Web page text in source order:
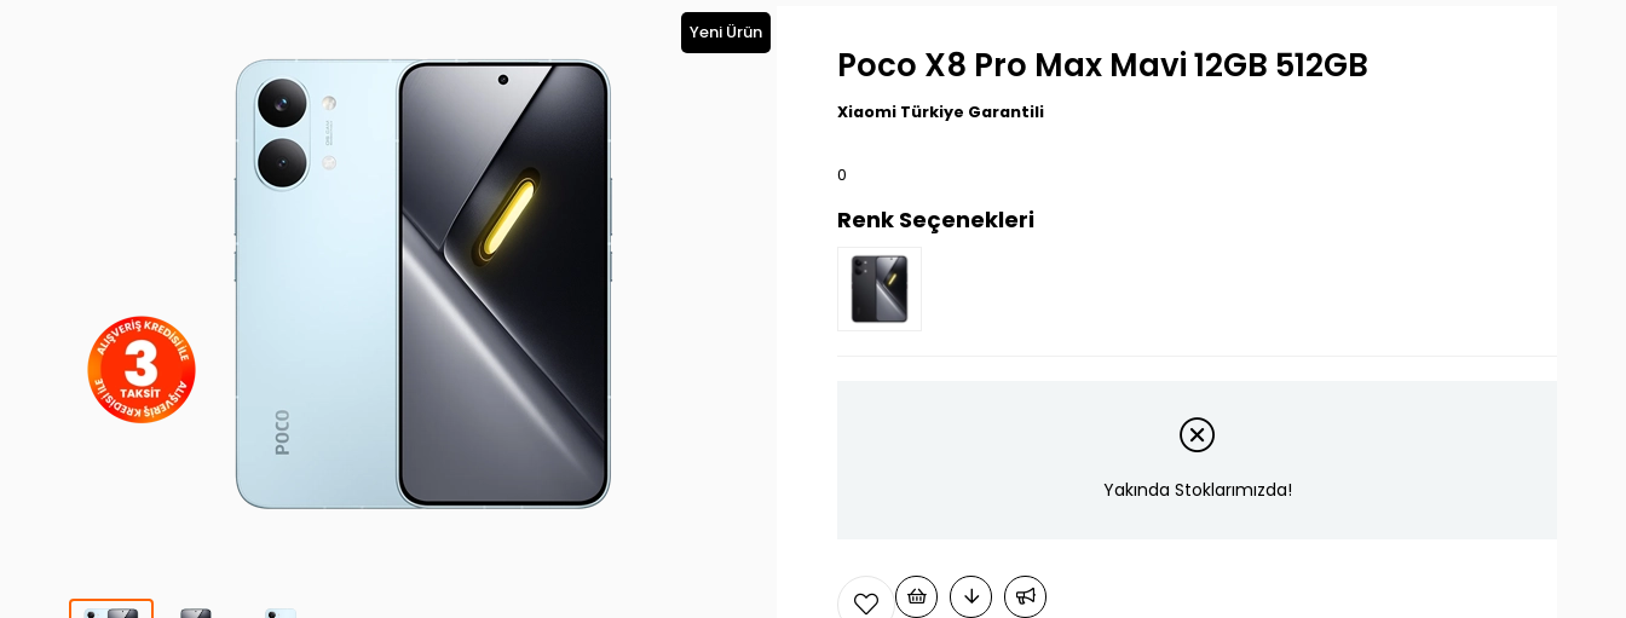
Yeni Ürün
Poco X8 Pro Max Mavi 12GB 512GB
Xiaomi Türkiye Garantili
0
Renk Seçenekleri
Yakında Stoklarımızda!